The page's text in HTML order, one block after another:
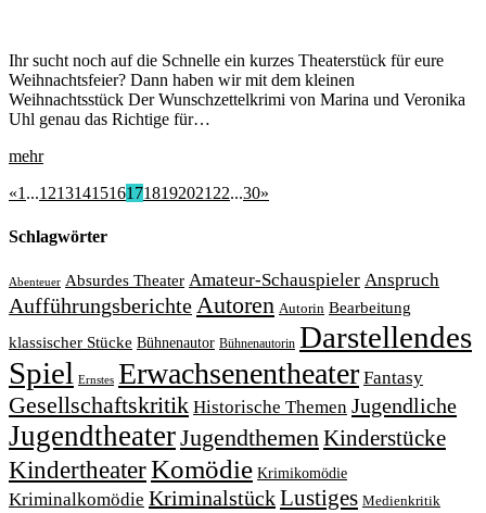
Ihr sucht noch auf die Schnelle ein kurzes Theaterstück für eure
Weihnachtsfeier? Dann haben wir mit dem kleinen
Weihnachtsstück Der Wunschzettelkrimi von Marina und Veronika
Uhl genau das Richtige für…
mehr
«1...1213141516171819202122...30»
Schlagwörter
Abenteuer Absurdes Theater Amateur-Schauspieler Anspruch
Aufführungsberichte Autoren Autorin Bearbeitung
klassischer Stücke Bühnenautor Bühnenautorin Darstellendes
Spiel Ernstes Erwachsenentheater Fantasy
Gesellschaftskritik Historische Themen Jugendliche
JugendtheaterJugendthemen Kinderstücke
KindertheaterKomödie Krimikomödie
Kriminalkomödie KriminalstückLustiges Medienkritik